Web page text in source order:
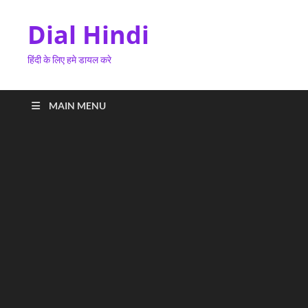
Dial Hindi
हिंदी के लिए हमे डायल करे
MAIN MENU